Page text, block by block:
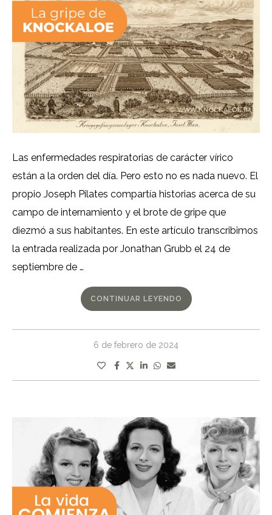
Las enfermedades respiratorias de carácter vírico
están a la orden del día. Pero esto no es nada nuevo. El
propio Joseph Pilates compartía historias acerca de su
campo de internamiento y el brote de gripe que
diezmó a sus habitantes. En este artículo transcribimos
la entrada realizada por Jonathan Grubb el 24 de
septiembre de …
CONTINUAR LEYENDO
6 de febrero de 2024